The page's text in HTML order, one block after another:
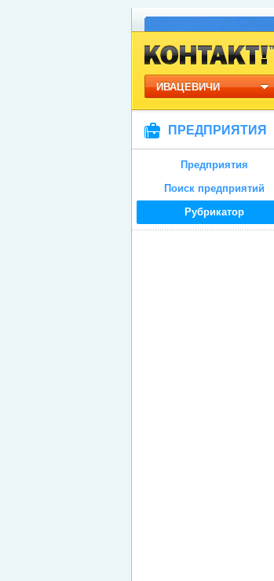
ИВАЦЕВИЧИ
ПРЕДПРИЯТИЯ
Предприятия
Поиск предприятий
Рубрикатор